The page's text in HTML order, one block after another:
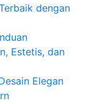
dengan
Estetis, dan
Elegan